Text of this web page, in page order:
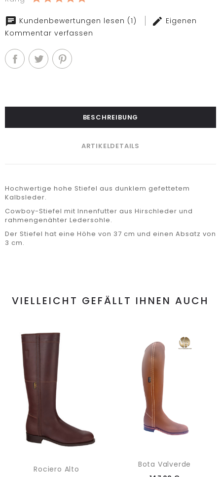
Kundenbewertungen lesen (1)
Eigenen
Kommentar verfassen
BESCHREIBUNG
ARTIKELDETAILS
Hochwertige hohe Stiefel aus dunklem gefettetem
Kalbsleder.
Cowboy-Stiefel mit Innenfutter aus Hirschleder und
rahmengenähter Ledersohle.
Der Stiefel hat eine Höhe von 37 cm und einen Absatz von
3 cm.
VIELLEICHT GEFÄLLT IHNEN AUCH
Rociero Alto
Bota Valverde